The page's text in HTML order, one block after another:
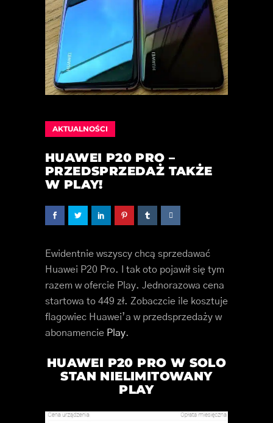
AKTUALNOŚCI
HUAWEI P20 PRO –
PRZEDSPRZEDAŻ TAKŻE
W PLAY!
Ewidentnie wszyscy chcą sprzedawać
Huawei P20 Pro. I tak oto pojawił się tym
razem w ofercie Play. Jednorazowa cena
startowa to 449 zł. Zobaczcie ile kosztuje
flagowiec Huawei’a w przedsprzedaży w
abonamencie Play.
HUAWEI P20 PRO W SOLO
STAN NIELIMITOWANY
PLAY